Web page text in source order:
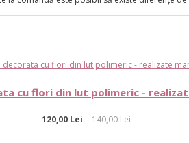
cu flori din lut polimeric -
120,00 Lei 140,00 Lei